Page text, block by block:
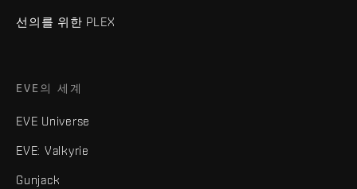
선의를 위한 PLEX
EVE의 세계
EVE Universe
EVE: Valkyrie
Gunjack